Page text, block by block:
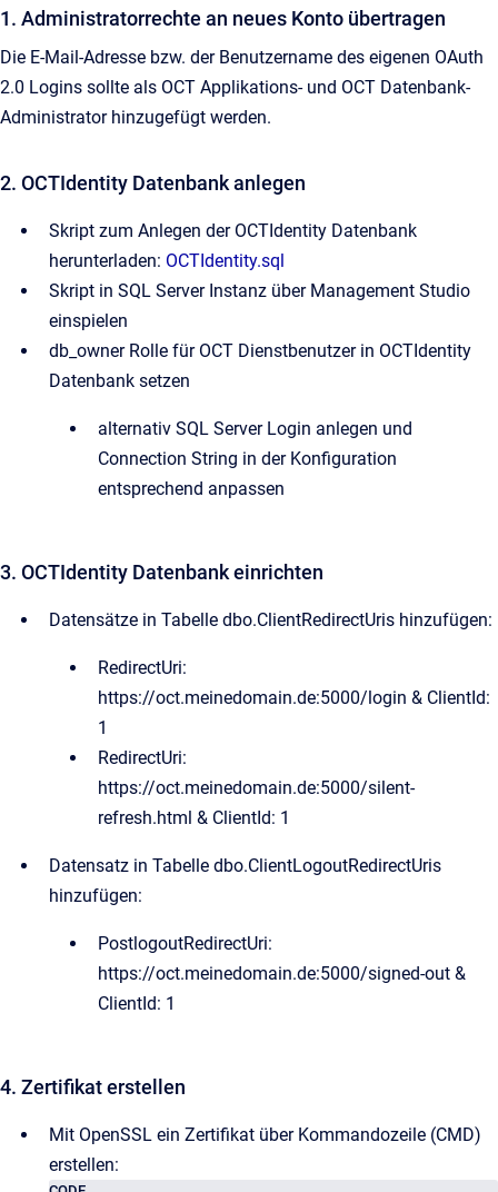
1. Administratorrechte an neues Konto übertragen
Die E-Mail-Adresse bzw. der Benutzername des eigenen OAuth
2.0 Logins sollte als OCT Applikations- und OCT Datenbank-
Administrator hinzugefügt werden.
2. OCTIdentity Datenbank anlegen
Skript zum Anlegen der OCTIdentity Datenbank
herunterladen: OCTIdentity.sql
Skript in SQL Server Instanz über Management Studio
einspielen
db_owner Rolle für OCT Dienstbenutzer in OCTIdentity
Datenbank setzen
alternativ SQL Server Login anlegen und
Connection String in der Konfiguration
entsprechend anpassen
3. OCTIdentity Datenbank einrichten
Datensätze in Tabelle dbo.ClientRedirectUris hinzufügen:
RedirectUri:
https://oct.meinedomain.de:5000/login & ClientId:
1
RedirectUri:
https://oct.meinedomain.de:5000/silent-
refresh.html & ClientId: 1
Datensatz in Tabelle dbo.ClientLogoutRedirectUris
hinzufügen:
PostlogoutRedirectUri:
https://oct.meinedomain.de:5000/signed-out &
ClientId: 1
4. Zertifikat erstellen
Mit OpenSSL ein Zertifikat über Kommandozeile (CMD)
erstellen: